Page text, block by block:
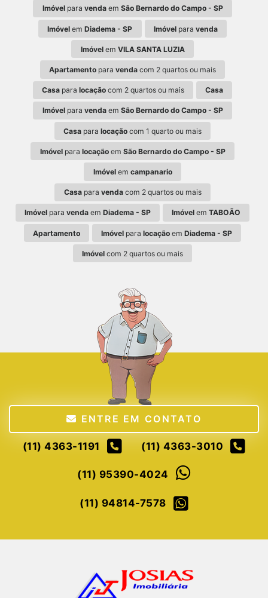
Imóvelpara vendaem São Bernardo do Campo - SP
Imóvel emDiadema - SP Imóvelpara venda
Imóvelem VILA SANTA LUZIA
Apartamento para venda com 2 quartos ou mais
Casapara locaçãocom 2 quartos ou mais Casa
Imóvelpara vendaem São Bernardo do Campo - SP
Casa para locação com 1 quarto ou mais
Imóvelpara locaçãoem São Bernardo do Campo - SP
Imóvelem campanario
Casapara vendacom 2 quartos ou mais
Imóvelpara vendaem Diadema - SP Imóvel emTABOÃO
Apartamento Imóvel paralocação emDiadema - SP
Imóvel com 2 quartos ou mais
ENTRE EM CONTATO
(11) 4363-1191 (11) 4363-3010
(11) 95390-4024
(11) 94814-7578